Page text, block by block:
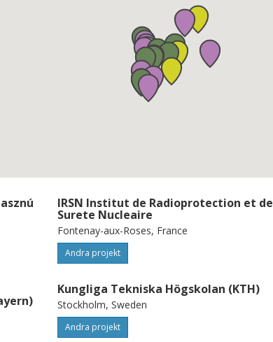
IRSN Institut de Radioprotection et de
Surete Nucleaire
Fontenay-aux-Roses, France
Andra projekt
Kungliga Tekniska Högskolan (KTH)
Stockholm, Sweden
Andra projekt